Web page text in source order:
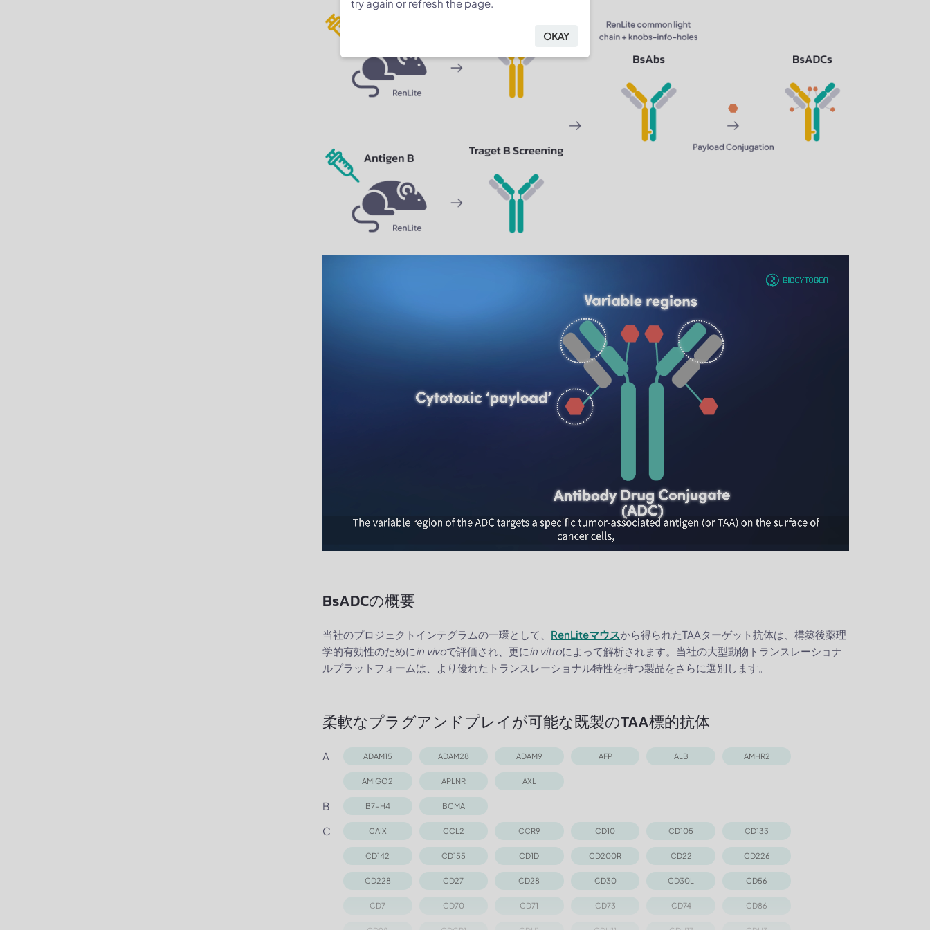
BsADCの概要
当社のプロジェクトインテグラムの一環として、 RenLiteマウスから得られたTAAターゲット抗体は、構築後薬理
学的有効性のためにin vivoで評価され、更にin vitroによって解析されます。当社の大型動物トランスレーショナ
ルプラットフォームは、より優れたトランスレーショナル特性を持つ製品をさらに選別します。
柔軟なプラグアンドプレイが可能な既製のTAA標的抗体
A ADAM15 ADAM28 ADAM9 AFP ALB AMHR2
AMIGO2 APLNR AXL
B B7-H4 BCMA
C CAIX CCL2 CCR9 CD10 CD105 CD133
CD142 CD155 CD1D CD200R CD22 CD226
CD228 CD27 CD28 CD30 CD30L CD56
CD7 CD70 CD71 CD73 CD74 CD86
try again or refresh the page.
OKAY